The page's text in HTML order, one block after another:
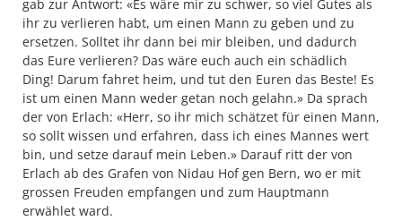
gab zur Antwort: «Es wäre mir zu schwer, so viel Gutes als
ihr zu verlieren habt, um einen Mann zu geben und zu
ersetzen. Solltet ihr dann bei mir bleiben, und dadurch
das Eure verlieren? Das wäre euch auch ein schädlich
Ding! Darum fahret heim, und tut den Euren das Beste! Es
ist um einen Mann weder getan noch gelahn.» Da sprach
der von Erlach: «Herr, so ihr mich schätzet für einen Mann,
so sollt wissen und erfahren, dass ich eines Mannes wert
bin, und setze darauf mein Leben.» Darauf ritt der von
Erlach ab des Grafen von Nidau Hof gen Bern, wo er mit
grossen Freuden empfangen und zum Hauptmann
erwählet ward.